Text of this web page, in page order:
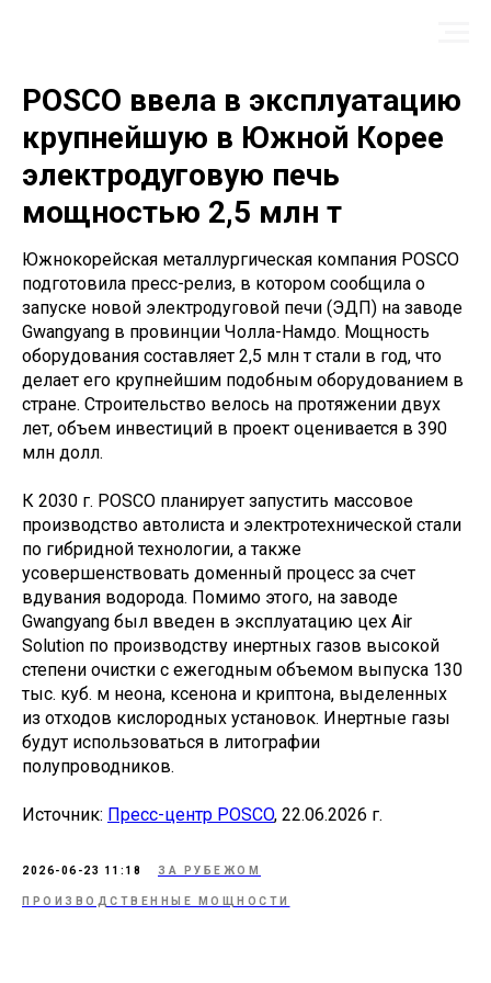
POSCO ввела в эксплуатацию
крупнейшую в Южной Корее
электродуговую печь
мощностью 2,5 млн т
Южнокорейская металлургическая компания POSCO
подготовила пресс-релиз, в котором сообщила о
запуске новой электродуговой печи (ЭДП) на заводе
Gwangyang в провинции Чолла-Намдо. Мощность
оборудования составляет 2,5 млн т стали в год, что
делает его крупнейшим подобным оборудованием в
стране. Строительство велось на протяжении двух
лет, объем инвестиций в проект оценивается в 390
млн долл.
К 2030 г. POSCO планирует запустить массовое
производство автолиста и электротехнической стали
по гибридной технологии, а также
усовершенствовать доменный процесс за счет
вдувания водорода. Помимо этого, на заводе
Gwangyang был введен в эксплуатацию цех Air
Solution по производству инертных газов высокой
степени очистки с ежегодным объемом выпуска 130
тыс. куб. м неона, ксенона и криптона, выделенных
из отходов кислородных установок. Инертные газы
будут использоваться в литографии
полупроводников.
Источник: Пресс-центр POSCO, 22.06.2026 г.
2026-06-23 11:18 ЗА РУБЕЖОМ
ПРОИЗВОДСТВЕННЫЕ МОЩНОСТИ